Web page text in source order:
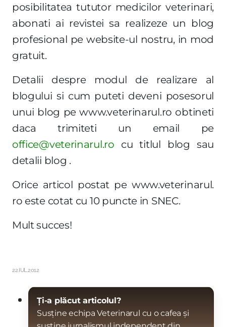
posibilitatea tututor medicilor veterinari,
abonati ai revistei sa realizeze un blog
profesional pe website-ul nostru, in mod
gratuit.
Detalii despre modul de realizare al
blogului si cum puteti deveni posesorul
unui blog pe www.veterinarul.ro obtineti
daca trimiteti un email pe
office@veterinarul.ro cu titlul blog sau
detalii blog .
Orice articol postat pe www.veterinarul.
ro este cotat cu 10 puncte in SNEC.
Mult succes!
22.IUL.2012
Ți-a plăcut articolul?
Susține echipa Veterinarul cu o cafea și